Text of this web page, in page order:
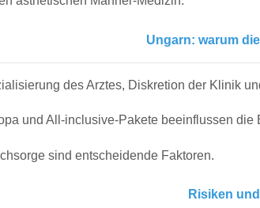
Ungarn: warum
des Arztes, Diskretion der Klinik
und All-inclusive-Pakete beeinflussen die
sind entscheidende Faktoren.
Risiken